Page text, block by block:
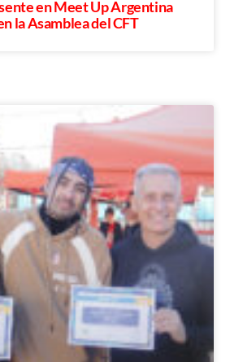
en Meet Up Argentina
la Asamblea del CFT